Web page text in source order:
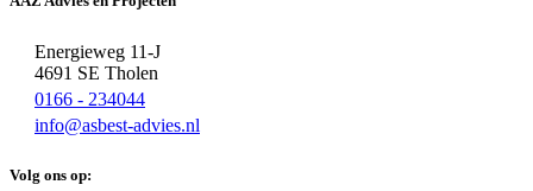
Energieweg 11-J
4691 SE Tholen
0166 - 234044
info@asbest-advies.nl
Volg ons op: